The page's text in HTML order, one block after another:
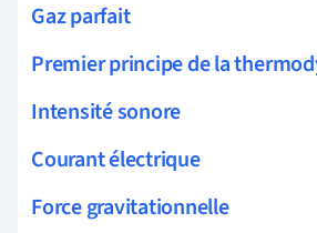
Gaz parfait
Premier principe de la
Intensité sonore
Courant électrique
Force gravitationnelle